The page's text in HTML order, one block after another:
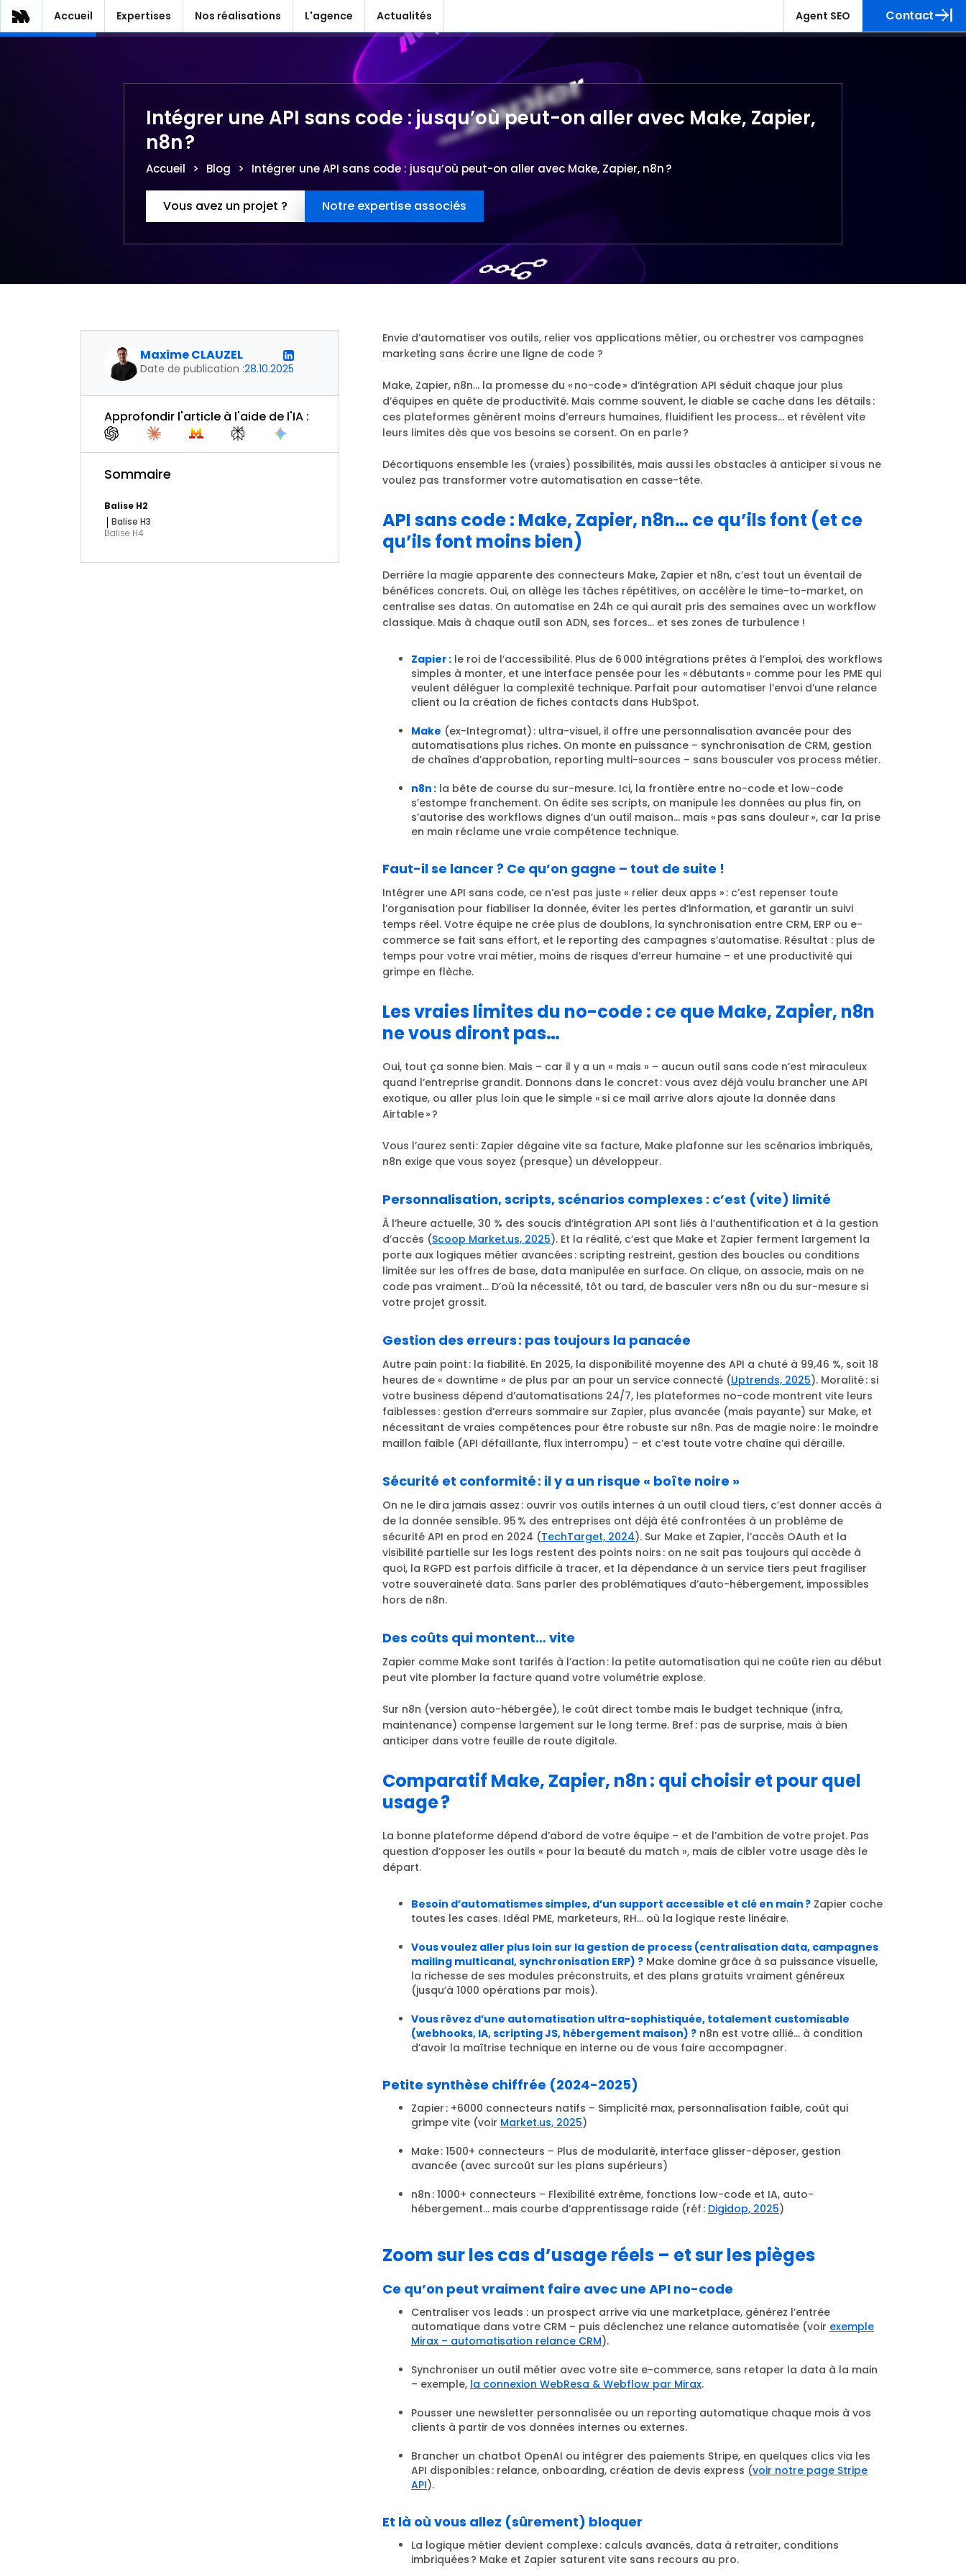
Accueil Expertises Nos réalisations L'agence Actualités Agent SEO Contact
Intégrer une API sans code : jusqu’où peut-on aller avec Make, Zapier,
n8n ?
Accueil > Blog > Intégrer une API sans code : jusqu’où peut-on aller avec Make, Zapier, n8n ?
Vous avez un projet ? Notre expertise associés
Maxime CLAUZEL
Date de publication :28.10.2025
Approfondir l'article à l'aide de l'IA :
Sommaire
Balise H2
Balise H3
Balise H4
Envie d’automatiser vos outils, relier vos applications métier, ou orchestrer vos campagnes
marketing sans écrire une ligne de code ?
Make, Zapier, n8n... la promesse du « no-code » d’intégration API séduit chaque jour plus
d’équipes en quête de productivité. Mais comme souvent, le diable se cache dans les détails :
ces plateformes génèrent moins d’erreurs humaines, fluidifient les process… et révèlent vite
leurs limites dès que vos besoins se corsent. On en parle ?
Décortiquons ensemble les (vraies) possibilités, mais aussi les obstacles à anticiper si vous ne
voulez pas transformer votre automatisation en casse-tête.
API sans code : Make, Zapier, n8n… ce qu’ils font (et ce
qu’ils font moins bien)
Derrière la magie apparente des connecteurs Make, Zapier et n8n, c’est tout un éventail de
bénéfices concrets. Oui, on allège les tâches répétitives, on accélère le time-to-market, on
centralise ses datas. On automatise en 24h ce qui aurait pris des semaines avec un workflow
classique. Mais à chaque outil son ADN, ses forces… et ses zones de turbulence !
Zapier : le roi de l’accessibilité. Plus de 6 000 intégrations prêtes à l’emploi, des workflows
simples à monter, et une interface pensée pour les « débutants » comme pour les PME qui
veulent déléguer la complexité technique. Parfait pour automatiser l’envoi d’une relance
client ou la création de fiches contacts dans HubSpot.
Make (ex-Integromat) : ultra-visuel, il offre une personnalisation avancée pour des
automatisations plus riches. On monte en puissance – synchronisation de CRM, gestion
de chaînes d’approbation, reporting multi-sources – sans bousculer vos process métier.
n8n : la bête de course du sur-mesure. Ici, la frontière entre no-code et low-code
s’estompe franchement. On édite ses scripts, on manipule les données au plus fin, on
s’autorise des workflows dignes d’un outil maison… mais « pas sans douleur », car la prise
en main réclame une vraie compétence technique.
Faut-il se lancer ? Ce qu’on gagne – tout de suite !
Intégrer une API sans code, ce n’est pas juste « relier deux apps » : c’est repenser toute
l’organisation pour fiabiliser la donnée, éviter les pertes d’information, et garantir un suivi
temps réel. Votre équipe ne crée plus de doublons, la synchronisation entre CRM, ERP ou e-
commerce se fait sans effort, et le reporting des campagnes s’automatise. Résultat : plus de
temps pour votre vrai métier, moins de risques d’erreur humaine – et une productivité qui
grimpe en flèche.
Les vraies limites du no-code : ce que Make, Zapier, n8n
ne vous diront pas…
Oui, tout ça sonne bien. Mais – car il y a un « mais » – aucun outil sans code n’est miraculeux
quand l’entreprise grandit. Donnons dans le concret : vous avez déjà voulu brancher une API
exotique, ou aller plus loin que le simple « si ce mail arrive alors ajoute la donnée dans
Airtable » ?
Vous l’aurez senti : Zapier dégaine vite sa facture, Make plafonne sur les scénarios imbriqués,
n8n exige que vous soyez (presque) un développeur.
Personnalisation, scripts, scénarios complexes : c’est (vite) limité
À l’heure actuelle, 30 % des soucis d’intégration API sont liés à l’authentification et à la gestion
d’accès (Scoop Market.us, 2025). Et la réalité, c’est que Make et Zapier ferment largement la
porte aux logiques métier avancées : scripting restreint, gestion des boucles ou conditions
limitée sur les offres de base, data manipulée en surface. On clique, on associe, mais on ne
code pas vraiment... D’où la nécessité, tôt ou tard, de basculer vers n8n ou du sur-mesure si
votre projet grossit.
Gestion des erreurs : pas toujours la panacée
Autre pain point : la fiabilité. En 2025, la disponibilité moyenne des API a chuté à 99,46 %, soit 18
heures de « downtime » de plus par an pour un service connecté (Uptrends, 2025). Moralité : si
votre business dépend d’automatisations 24/7, les plateformes no-code montrent vite leurs
faiblesses : gestion d’erreurs sommaire sur Zapier, plus avancée (mais payante) sur Make, et
nécessitant de vraies compétences pour être robuste sur n8n. Pas de magie noire : le moindre
maillon faible (API défaillante, flux interrompu) – et c’est toute votre chaîne qui déraille.
Sécurité et conformité : il y a un risque « boîte noire »
On ne le dira jamais assez : ouvrir vos outils internes à un outil cloud tiers, c’est donner accès à
de la donnée sensible. 95 % des entreprises ont déjà été confrontées à un problème de
sécurité API en prod en 2024 (TechTarget, 2024). Sur Make et Zapier, l’accès OAuth et la
visibilité partielle sur les logs restent des points noirs : on ne sait pas toujours qui accède à
quoi, la RGPD est parfois difficile à tracer, et la dépendance à un service tiers peut fragiliser
votre souveraineté data. Sans parler des problématiques d’auto-hébergement, impossibles
hors de n8n.
Des coûts qui montent… vite
Zapier comme Make sont tarifés à l’action : la petite automatisation qui ne coûte rien au début
peut vite plomber la facture quand votre volumétrie explose.
Sur n8n (version auto-hébergée), le coût direct tombe mais le budget technique (infra,
maintenance) compense largement sur le long terme. Bref : pas de surprise, mais à bien
anticiper dans votre feuille de route digitale.
Comparatif Make, Zapier, n8n : qui choisir et pour quel
usage ?
La bonne plateforme dépend d’abord de votre équipe – et de l’ambition de votre projet. Pas
question d’opposer les outils « pour la beauté du match », mais de cibler votre usage dès le
départ.
Besoin d’automatismes simples, d’un support accessible et clé en main ? Zapier coche
toutes les cases. Idéal PME, marketeurs, RH… où la logique reste linéaire.
Vous voulez aller plus loin sur la gestion de process (centralisation data, campagnes
mailing multicanal, synchronisation ERP) ? Make domine grâce à sa puissance visuelle,
la richesse de ses modules préconstruits, et des plans gratuits vraiment généreux
(jusqu’à 1000 opérations par mois).
Vous rêvez d’une automatisation ultra-sophistiquée, totalement customisable
(webhooks, IA, scripting JS, hébergement maison) ? n8n est votre allié… à condition
d’avoir la maîtrise technique en interne ou de vous faire accompagner.
Petite synthèse chiffrée (2024-2025)
Zapier : +6000 connecteurs natifs – Simplicité max, personnalisation faible, coût qui
grimpe vite (voir Market.us, 2025)
Make : 1500+ connecteurs – Plus de modularité, interface glisser-déposer, gestion
avancée (avec surcoût sur les plans supérieurs)
n8n : 1000+ connecteurs – Flexibilité extrême, fonctions low-code et IA, auto-
hébergement… mais courbe d’apprentissage raide (réf : Digidop, 2025)
Zoom sur les cas d’usage réels – et sur les pièges
Ce qu’on peut vraiment faire avec une API no-code
Centraliser vos leads : un prospect arrive via une marketplace, générez l’entrée
automatique dans votre CRM – puis déclenchez une relance automatisée (voir exemple
Mirax – automatisation relance CRM).
Synchroniser un outil métier avec votre site e-commerce, sans retaper la data à la main
– exemple, la connexion WebResa & Webflow par Mirax.
Pousser une newsletter personnalisée ou un reporting automatique chaque mois à vos
clients à partir de vos données internes ou externes.
Brancher un chatbot OpenAI ou intégrer des paiements Stripe, en quelques clics via les
API disponibles : relance, onboarding, création de devis express (voir notre page Stripe
API).
Et là où vous allez (sûrement) bloquer
La logique métier devient complexe : calculs avancés, data à retraiter, conditions
imbriquées ? Make et Zapier saturent vite sans recours au pro.